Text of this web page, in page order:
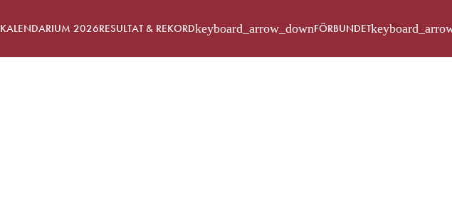
KALENDARIUM 2026RESULTAT & REKORD FÖRBUNDET